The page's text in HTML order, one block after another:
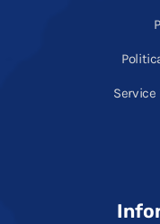
Service